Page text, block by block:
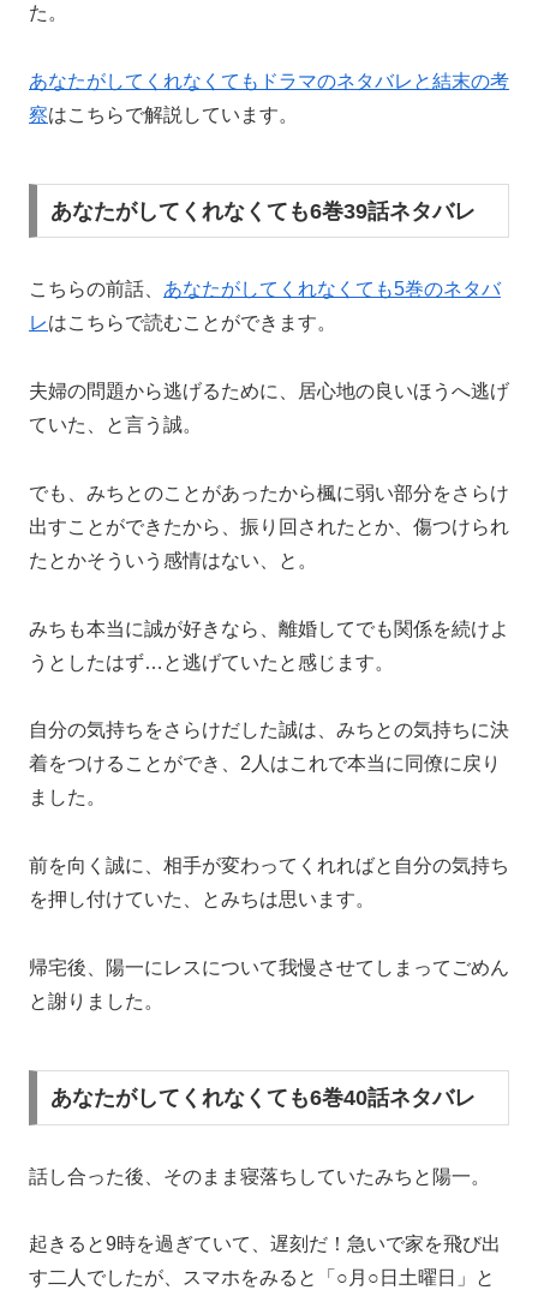
た。
あなたがしてくれなくてもドラマのネタバレと結末の考
察はこちらで解説しています。
あなたがしてくれなくても6巻39話ネタバレ
こちらの前話、 あなたがしてくれなくても5巻のネタバ
レはこちらで読むことができます。
夫婦の問題から逃げるために、居心地の良いほうへ逃げ
ていた、と言う誠。
でも、みちとのことがあったから楓に弱い部分をさらけ
出すことができたから、振り回されたとか、傷つけられ
たとかそういう感情はない、と。
みちも本当に誠が好きなら、離婚してでも関係を続けよ
うとしたはず…と逃げていたと感じます。
自分の気持ちをさらけだした誠は、みちとの気持ちに決
着をつけることができ、2人はこれで本当に同僚に戻り
ました。
前を向く誠に、相手が変わってくれればと自分の気持ち
を押し付けていた、とみちは思います。
帰宅後、陽一にレスについて我慢させてしまってごめん
と謝りました。
あなたがしてくれなくても6巻40話ネタバレ
話し合った後、そのまま寝落ちしていたみちと陽一。
起きると9時を過ぎていて、遅刻だ！急いで家を飛び出
す二人でしたが、スマホをみると「○月○日土曜日」と